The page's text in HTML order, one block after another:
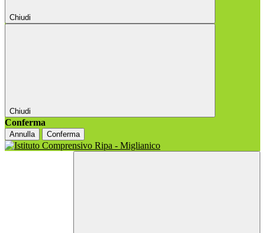
Chiudi
Chiudi
Conferma
Annulla Conferma